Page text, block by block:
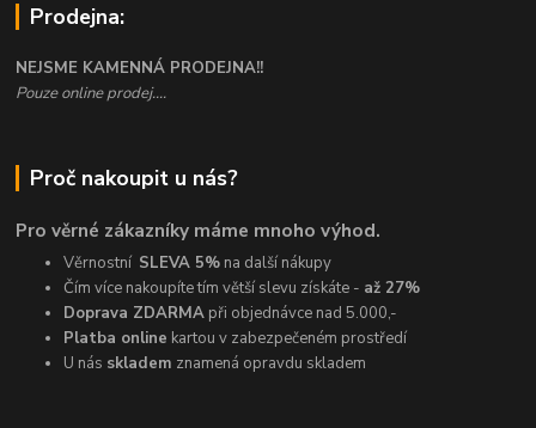
Prodejna:
NEJSME KAMENNÁ PRODEJNA!!
Pouze online prodej....
Proč nakoupit u nás?
Pro věrné zákazníky máme mnoho výhod.
Věrnostní SLEVA 5% na další nákupy
Čím více nakoupíte tím větší slevu získáte - až 27%
Doprava ZDARMA při objednávce nad 5.000,-
Platba online kartou v zabezpečeném prostředí
U nás skladem znamená opravdu skladem